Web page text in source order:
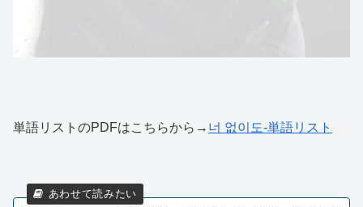
単語リストのPDFはこちらから→ 너 없이도-単語リスト